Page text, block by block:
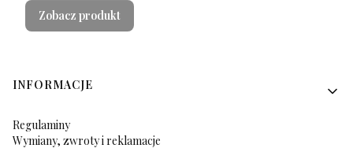
Zobacz produkt
Linki w stopce
INFORMACJE
Regulaminy
Wymiany, zwroty i reklamacje